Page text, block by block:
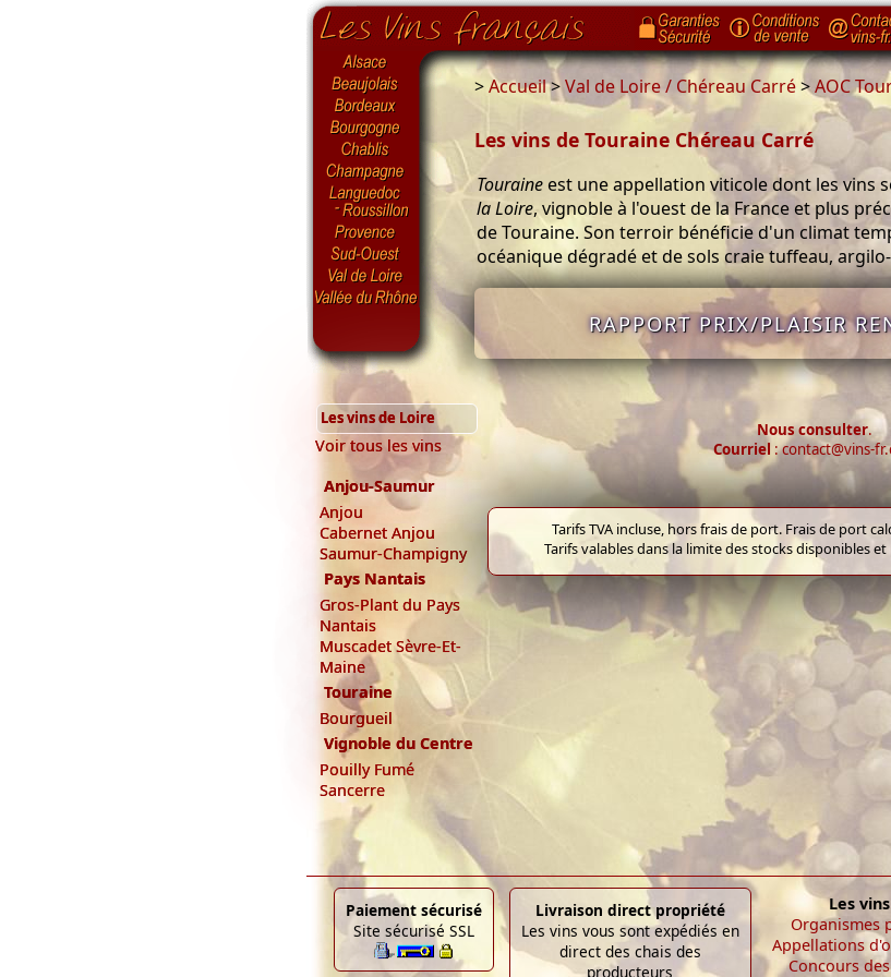
>Accueil>Val de Loire / Chéreau Carré>AOC
Les vins de Touraine Chéreau Carré
Touraine est une appellation viticole dont les vins
la Loire, vignoble à l'ouest de la France et plus
de Touraine. Son terroir bénéficie d'un climat
océanique dégradé et de sols craie tuffeau,
RAPPORT PRIX/PLAISIR
Les vins de Loire
Voir tous les vins
Anjou-Saumur
Anjou
Cabernet Anjou
Saumur-Champigny
Pays Nantais
Gros-Plant du Pays
Nantais
Muscadet Sèvre-Et-
Maine
Touraine
Bourgueil
Vignoble du Centre
Pouilly Fumé
Sancerre
Nous consulter.
Courriel : contact@vins-
Tarifs TVA incluse, hors frais de port. Frais de port
Tarifs valables dans la limite des stocks disponibles
Paiement sécurisé
Site sécurisé SSL
Livraison direct propriété
Les vins vous sont expédiés en
direct des chais des
producteurs
Les
Organismes
Appellations
Concours